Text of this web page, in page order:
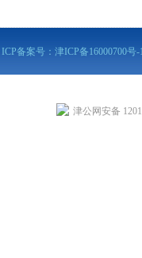
ICP备案号： 津ICP备16000700号-
津公网安备